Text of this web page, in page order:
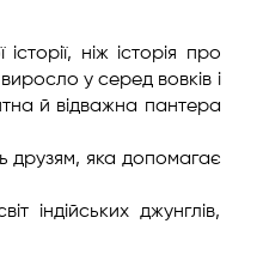
ніж історія про
у серед вовків і
й відважна пантера
друзям, яка допомагає
індійських джунглів,